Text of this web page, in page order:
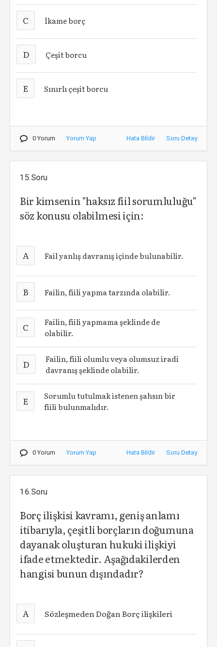
C İkame borç
D Çeşit borcu
E Sınırlı çeşit borcu
0 Yorum Yorum Yap Hata Bildir Soru Detay
15.Soru
Bir kimsenin "haksız fiil sorumluluğu"
söz konusu olabilmesi için:
A Fail yanlış davranış içinde bulunabilir.
B Failin, fiili yapma tarzında olabilir.
C
Failin, fiili yapmama şeklinde de
olabilir.
D
Failin, fiili olumlu veya olumsuz iradi
davranış şeklinde olabilir.
E
Sorumlu tutulmak istenen şahsın bir
fiili bulunmalıdır.
0 Yorum Yorum Yap Hata Bildir Soru Detay
16.Soru
Borç ilişkisi kavramı, geniş anlamı
itibarıyla, çeşitli borçların doğumuna
dayanak oluşturan hukuki ilişkiyi
ifade etmektedir. Aşağıdakilerden
hangisi bunun dışındadır?
A Sözleşmeden Doğan Borç ilişkileri